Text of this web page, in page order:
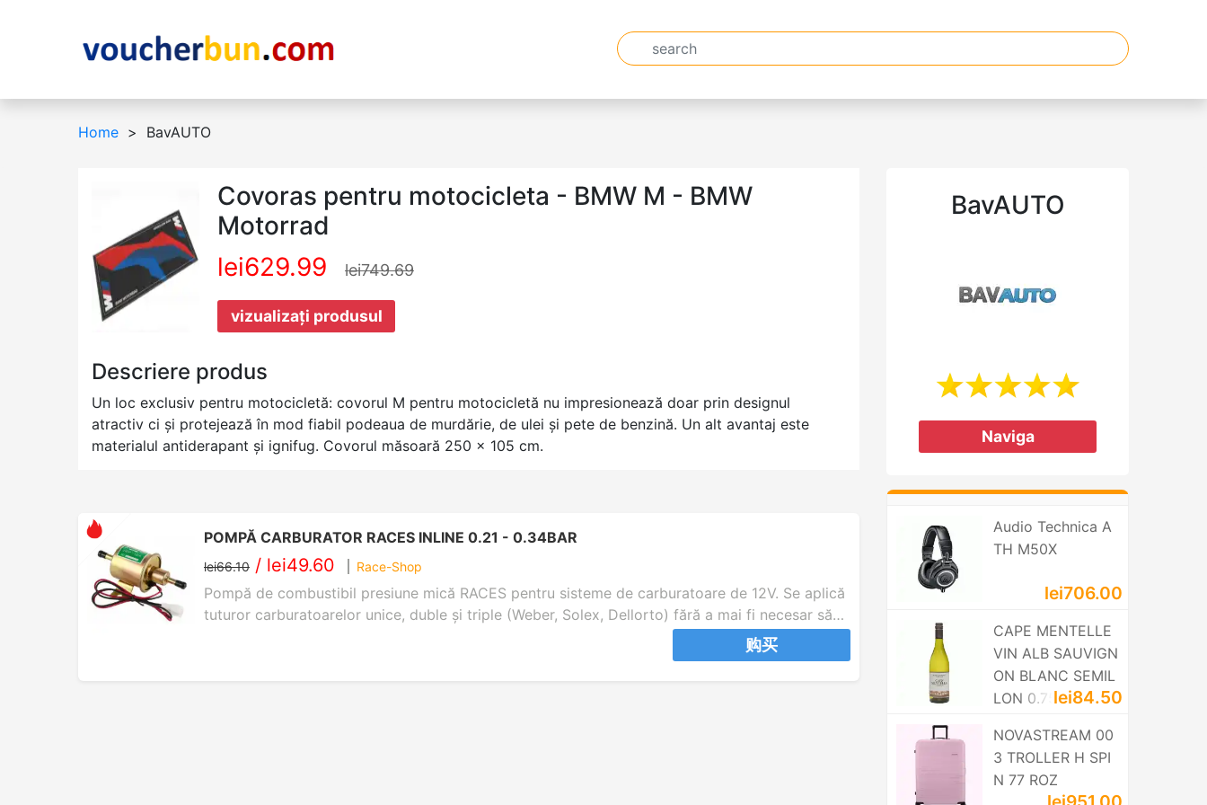
Home BavAUTO
Covoras pentru motocicleta - BMW M - BMW
Motorrad
lei629.99
lei749.69
vizualizați produsul
Descriere produs
Un loc exclusiv pentru motocicletă: covorul M pentru motocicletă nu impresionează doar prin designul
atractiv ci și protejează în mod fiabil podeaua de murdărie, de ulei și pete de benzină. Un alt avantaj este
materialul antiderapant și ignifug. Covorul măsoară 250 x 105 cm.
POMPĂ CARBURATOR RACES INLINE 0.21 - 0.34BAR
lei66.10 / lei49.60 Race-Shop
Pompă de combustibil presiune mică RACES pentru sisteme de carburatoare de 12V. Se aplică
tuturor carburatoarelor unice, duble și triple (Weber, Solex, Dellorto) fără a mai fi necesar să
se regleze în continuare presiunea combustibilului. Voltaj: 12V Presiune de lucru: 0.21 –
0.34Bar (3.0-5.0Psi) Debit: 110L/ oră Intrare și ieșire: 8mm Lungime: 67 mm Înălțime: 51 mm
购买
BavAUTO
Naviga
Audio Technica A
TH M50X
lei706.00
CAPE MENTELLE
VIN ALB SAUVIGN
ON BLANC SEMIL
LON 0.75Llei84.50
NOVASTREAM 00
3 TROLLER H SPI
N 77 ROZ